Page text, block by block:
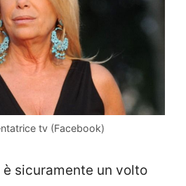
tv (Facebook)
è sicuramente un volto